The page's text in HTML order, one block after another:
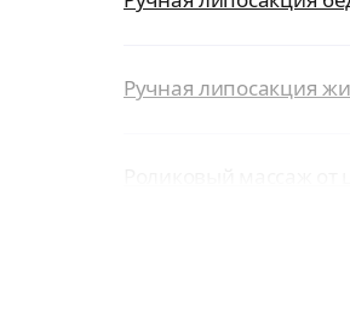
Ручная липосакция